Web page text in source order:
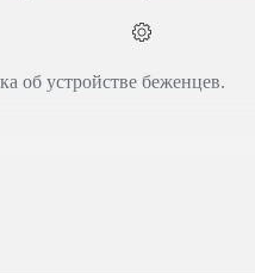
об устройстве беженцев.